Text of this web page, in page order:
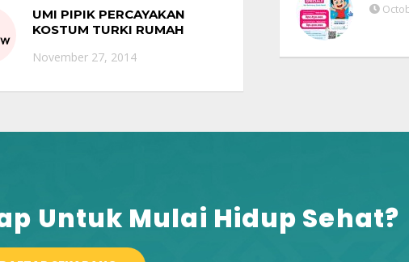
UMI PIPIK PERCAYAKAN
KOSTUM TURKI RUMAH
November 27, 2014
Untuk Mulai Hidup Sehat?​